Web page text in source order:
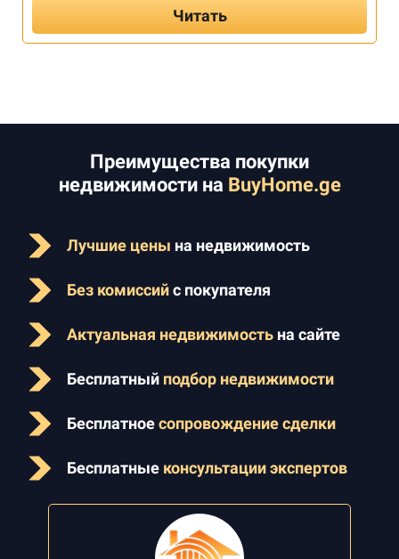
Читать
Преимущества покупки
недвижимости на BuyHome.ge
Лучшие цены на недвижимость
Без комиссийс покупателя
Актуальная недвижимость на сайте
Бесплатный подбор недвижимости
Бесплатноесопровождение сделки
Бесплатные консультации экспертов